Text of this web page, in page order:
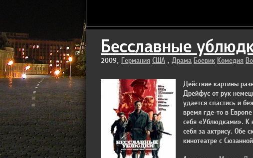
Бесславные
2009, Германия США , Драма Боевик Комедия
Действие картины
Дрейфус от рук
удается спастиcь и
время где-то в
себя «Ублюдками». К
себя за актрису. Обе
кинотеатре с